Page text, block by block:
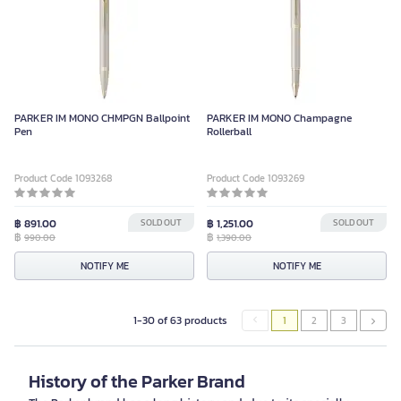
PARKER IM MONO CHMPGN Ballpoint
Pen
Product Code 1093268
฿ 891.00
฿ 990.00
SOLD OUT
NOTIFY ME
PARKER IM MONO Champagne
Rollerball
Product Code 1093269
฿ 1,251.00
฿ 1,390.00
SOLD OUT
NOTIFY ME
1-30 of 63 products 1 2 3
History of the Parker Brand